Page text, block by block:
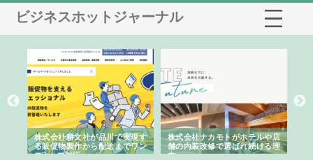
ビジネスホットジャーナル
株式会社耕文社が品川で実現す
る販促物製作から配送までワン
ストップ対応
株式会社ナカモトがホテルや店
舗の内装改修で選ばれ続ける理
由